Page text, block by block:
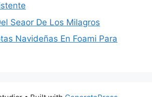
Seaor De Los Milagros
Navideñas En Foami Para